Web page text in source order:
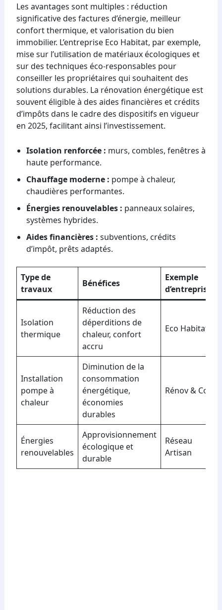
Les avantages sont multiples : réduction
significative des factures d’énergie, meilleur
confort thermique, et valorisation du bien
immobilier. L’entreprise Eco Habitat, par exemple,
mise sur l’utilisation de matériaux écologiques et
sur des techniques éco-responsables pour
conseiller les propriétaires qui souhaitent des
solutions durables. La rénovation énergétique est
souvent éligible à des aides financières et crédits
d’impôts dans le cadre des dispositifs en vigueur
en 2025, facilitant ainsi l’investissement.
Isolation renforcée : murs, combles, fenêtres à
haute performance.
Chauffage moderne : pompe à chaleur,
chaudières performantes.
Énergies renouvelables : panneaux solaires,
systèmes hybrides.
Aides financières : subventions, crédits
d’impôt, prêts adaptés.
Type de
travaux
Bénéfices
Exemple
d’entreprise
Isolation
thermique
Réduction des
déperditions de
chaleur, confort
accru
Eco Habitat
Installation
pompe à
chaleur
Diminution de la
consommation
énergétique,
économies
durables
Rénov & Co
Énergies
renouvelables
Approvisionnement
écologique et
durable
Réseau
Artisan